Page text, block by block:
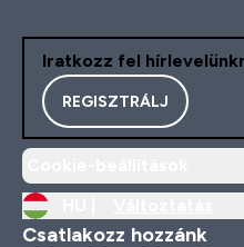
Iratkozz fel
REGISZTRÁLJ
Csatlakozz hozzánk